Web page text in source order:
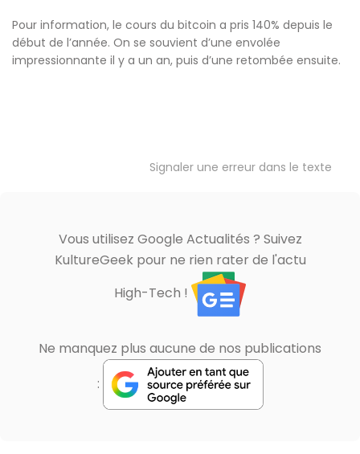
Pour information, le cours du bitcoin a pris 140% depuis le
début de l’année. On se souvient d’une envolée
impressionnante il y a un an, puis d’une retombée ensuite.
Signaler une erreur dans le texte
Vous utilisez Google Actualités ? Suivez
KultureGeek pour ne rien rater de l'actu
High-Tech !
Ne manquez plus aucune de nos publications
: